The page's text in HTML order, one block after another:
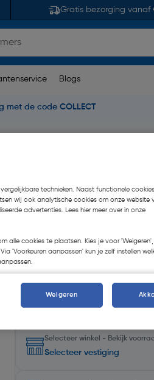
Gratis bezorging vanaf
Blogs
met de code COLLECT
Kies productvariant
Selecteer winkel - Bekijk
Selecteer vestiging
technieken. Naast functionele
wij ook analytische cookies om onze website
advertenties. Lees hier meer over in onze
alle cookies te plaatsen. Kies je voor
'Voorkeuren aanpassen' kun je zelf instellen
Weigeren